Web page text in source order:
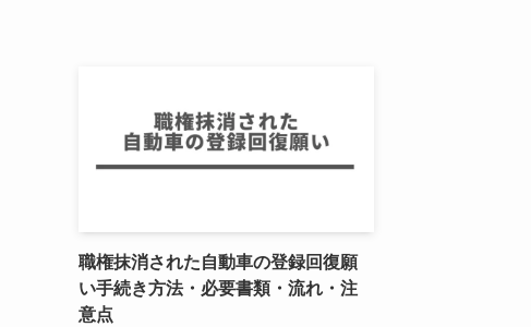
職権抹消された自動車の登録回復願
い手続き方法・必要書類・流れ・注
意点